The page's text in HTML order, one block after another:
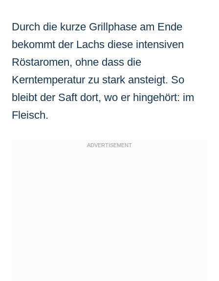
Durch die kurze Grillphase am Ende
bekommt der Lachs diese intensiven
Röstaromen, ohne dass die
Kerntemperatur zu stark ansteigt. So
bleibt der Saft dort, wo er hingehört: im
Fleisch.